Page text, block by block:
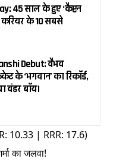
45 साल के हुए ‘कैप्टन
के 10 सबसे
Debut: वैभव
के ‘भगवान’ का रिकॉर्ड,
वंडर बॉय।
10.33 | RRR: 17.6)
का जलवा!